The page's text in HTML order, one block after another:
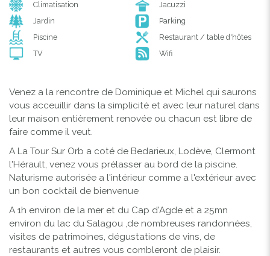
Climatisation
Jacuzzi
Jardin
Parking
Piscine
Restaurant / table d'hôtes
TV
Wifi
Venez a la rencontre de Dominique et Michel qui saurons
vous acceuillir dans la simplicité et avec leur naturel dans
leur maison entièrement renovée ou chacun est libre de
faire comme il veut.
A La Tour Sur Orb a coté de Bedarieux, Lodève, Clermont
l'Hérault, venez vous prélasser au bord de la piscine.
Naturisme autorisée a l'intérieur comme a l'extérieur avec
un bon cocktail de bienvenue
A 1h environ de la mer et du Cap d'Agde et a 25mn
environ du lac du Salagou ,de nombreuses randonnées,
visites de patrimoines, dégustations de vins, de
restaurants et autres vous combleront de plaisir.